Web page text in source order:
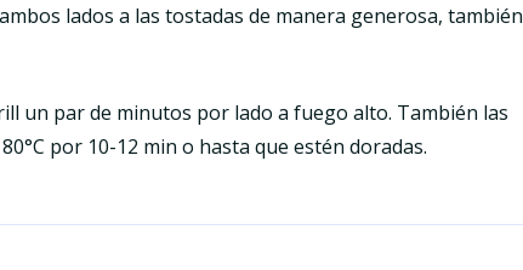
lados a las tostadas de manera generosa, también
un par de minutos por lado a fuego alto. También las
por 10-12 min o hasta que estén doradas.